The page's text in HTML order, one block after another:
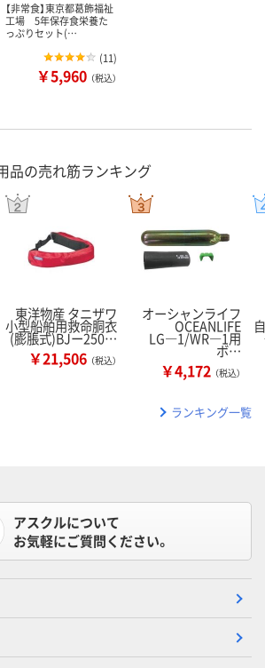
【非常食】東京都葛飾福祉
工場 5年保存食栄養た
っぷりセット(…
(11)
￥5,960 （税込）
品の売れ筋ランキング
東洋物産 タニザワ
小型船舶用救命胴衣
(膨脹式)BJー250…
￥21,506 （税込）
オーシャンライフ
OCEANLIFE
LG―1/WR―1用
ボ…
￥4,172 （税込）
ランキング一覧
アスクルについて
お気軽にご質問ください。